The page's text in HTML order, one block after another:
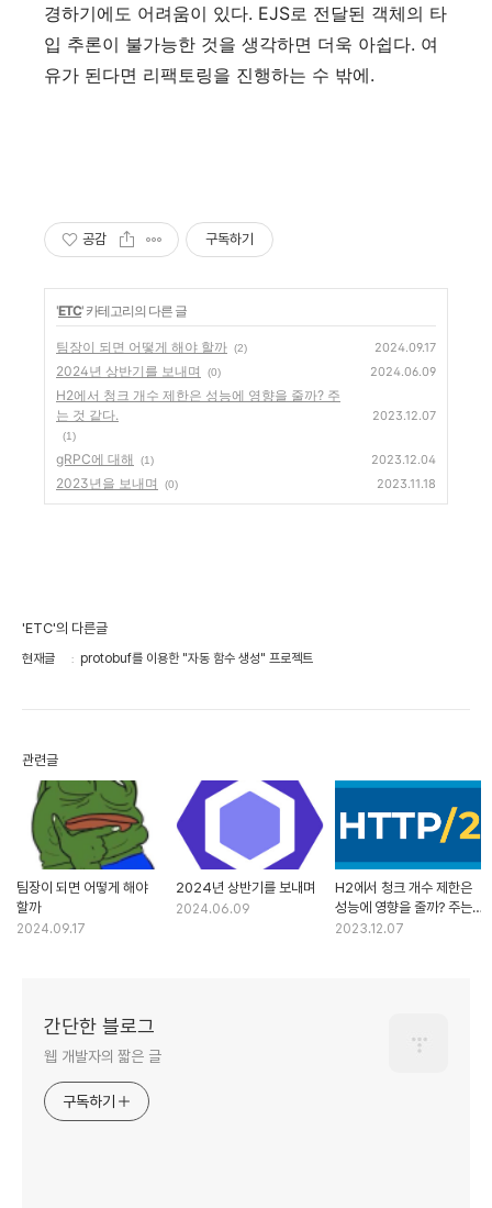
경하기에도 어려움이 있다. EJS로 전달된 객체의 타
입 추론이 불가능한 것을 생각하면 더욱 아쉽다. 여
유가 된다면 리팩토링을 진행하는 수 밖에.
공감 구독하기
'ETC' 카테고리의 다른 글
팀장이 되면 어떻게 해야 할까 (2) 2024.09.17
2024년 상반기를 보내며 (0) 2024.06.09
H2에서 청크 개수 제한은 성능에 영향을 줄까? 주
는 것 같다.
(1)
2023.12.07
gRPC에 대해 (1) 2023.12.04
2023년을 보내며 (0) 2023.11.18
'ETC'의 다른글
현재글 protobuf를 이용한 "자동 함수 생성" 프로젝트
관련글
팀장이 되면 어떻게 해야
할까
2024.09.17
2024년 상반기를 보내며
2024.06.09
H2에서 청크 개수 제한은
성능에 영향을 줄까? 주는
것 같다.
2023.12.07
간단한 블로그
웹 개발자의 짧은 글
구독하기